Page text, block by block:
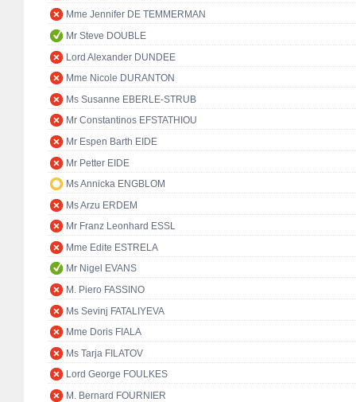
Mme Jennifer DE TEMMERMAN
Mr Steve DOUBLE
Lord Alexander DUNDEE
Mme Nicole DURANTON
Ms Susanne EBERLE-STRUB
Mr Constantinos EFSTATHIOU
Mr Espen Barth EIDE
Mr Petter EIDE
Ms Annicka ENGBLOM
Ms Arzu ERDEM
Mr Franz Leonhard ESSL
Mme Edite ESTRELA
Mr Nigel EVANS
M. Piero FASSINO
Ms Sevinj FATALIYEVA
Mme Doris FIALA
Ms Tarja FILATOV
Lord George FOULKES
M. Bernard FOURNIER